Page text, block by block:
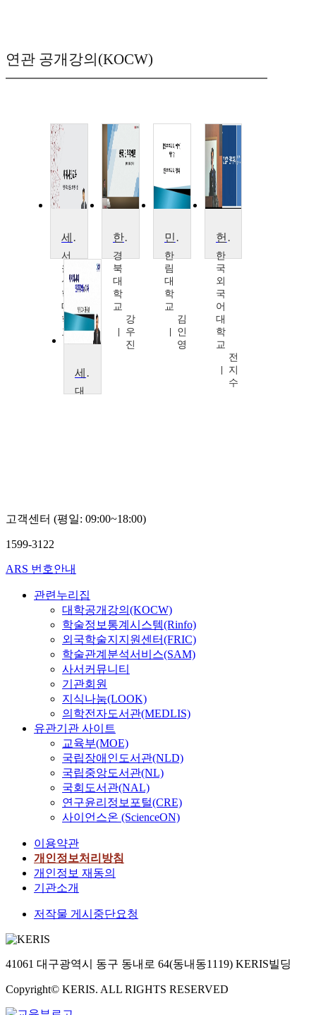
연관 공개강의(KOCW)
세계시민교육:민주주의와 인권
서
울
신
학
대
학
교
조
행
한국민주주의론
경
북
대
학
교
강
우
진
민주주의의 이해
한
림
대
학
교
김
인
영
헌법과 민주주의
한
국
외
국
어
대
학
교
전
지
수
세계화시대 민주주의의 이해
대
흔
고객센터 (평일: 09:00~18:00)
1599-3122
ARS 번호안내
관련누리집
대학공개강의(KOCW)
학술정보통계시스템(Rinfo)
외국학술지지원센터(FRIC)
학술관계분석서비스(SAM)
사서커뮤니티
기관회원
지식나눔(LOOK)
의학전자도서관(MEDLIS)
유관기관 사이트
교육부(MOE)
국립장애인도서관(NLD)
국립중앙도서관(NL)
국회도서관(NAL)
연구윤리정보포털(CRE)
사이언스온 (ScienceON)
이용약관
개인정보처리방침
개인정보 재동의
기관소개
저작물 게시중단요청
41061 대구광역시 동구 동내로 64(동내동1119) KERIS빌딩
Copyright© KERIS. ALL RIGHTS RESERVED